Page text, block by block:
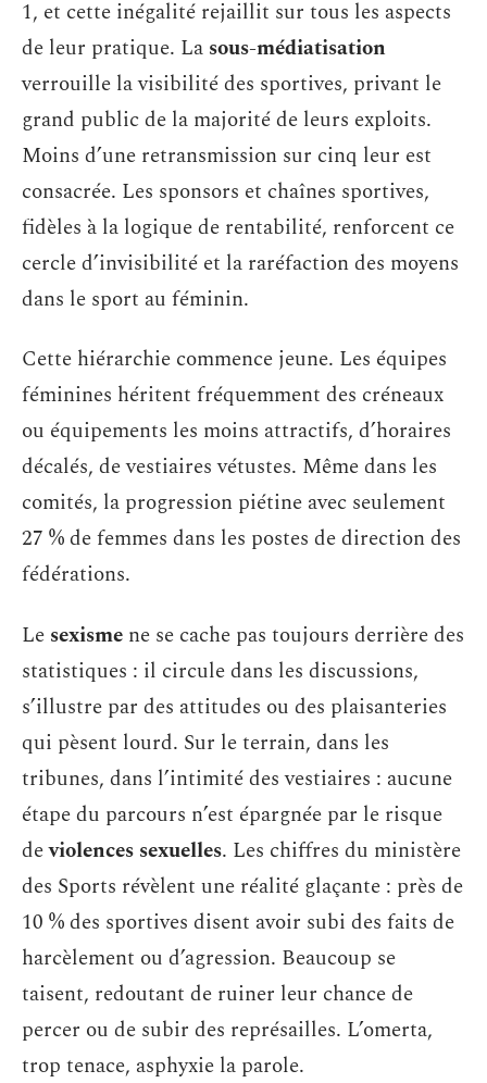
1, et cette inégalité rejaillit sur tous les aspects
de leur pratique. La sous-médiatisation
verrouille la visibilité des sportives, privant le
grand public de la majorité de leurs exploits.
Moins d’une retransmission sur cinq leur est
consacrée. Les sponsors et chaînes sportives,
fidèles à la logique de rentabilité, renforcent ce
cercle d’invisibilité et la raréfaction des moyens
dans le sport au féminin.
Cette hiérarchie commence jeune. Les équipes
féminines héritent fréquemment des créneaux
ou équipements les moins attractifs, d’horaires
décalés, de vestiaires vétustes. Même dans les
comités, la progression piétine avec seulement
27 % de femmes dans les postes de direction des
fédérations.
Le sexisme ne se cache pas toujours derrière des
statistiques : il circule dans les discussions,
s’illustre par des attitudes ou des plaisanteries
qui pèsent lourd. Sur le terrain, dans les
tribunes, dans l’intimité des vestiaires : aucune
étape du parcours n’est épargnée par le risque
deviolences sexuelles. Les chiffres du ministère
des Sports révèlent une réalité glaçante : près de
10 % des sportives disent avoir subi des faits de
harcèlement ou d’agression. Beaucoup se
taisent, redoutant de ruiner leur chance de
percer ou de subir des représailles. L’omerta,
trop tenace, asphyxie la parole.